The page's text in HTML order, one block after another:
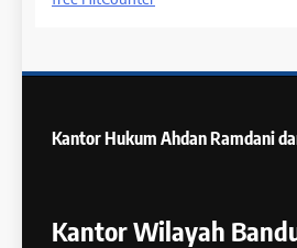
Kantor Hukum Ahdan Ramdani
Kantor Wilayah